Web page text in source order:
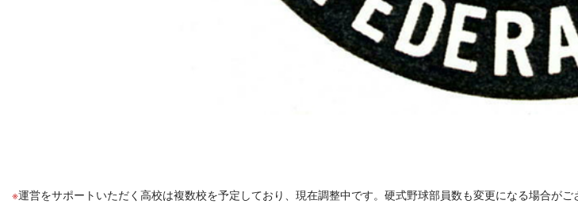
運営をサポートいただく高校は複数校を予定しており、現在調整中です。硬式野球部員数も変更になる場合が